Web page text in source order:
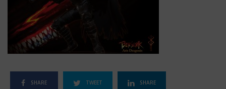
SHARE TWEET SHARE